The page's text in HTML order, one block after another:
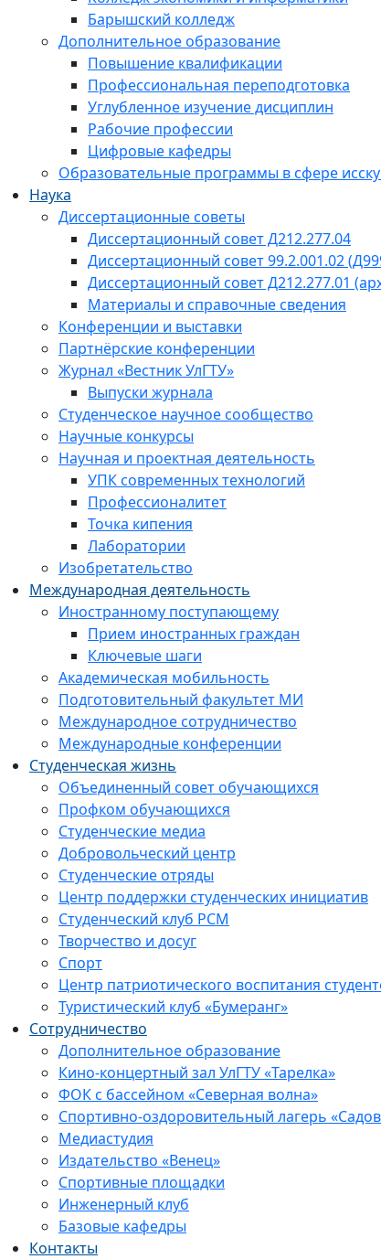
Барышский колледж
Дополнительное образование
Повышение квалификации
Профессиональная переподготовка
Углубленное изучение дисциплин
Рабочие профессии
Цифровые кафедры
Образовательные программы в сфере
Наука
Диссертационные советы
Диссертационный совет Д212.277.04
Диссертационный совет 99.2.001.02
Диссертационный совет Д212.277.01
Материалы и справочные сведения
Конференции и выставки
Партнёрские конференции
Журнал «Вестник УлГТУ»
Выпуски журнала
Студенческое научное сообщество
Научные конкурсы
Научная и проектная деятельность
УПК современных технологий
Профессионалитет
Точка кипения
Лаборатории
Изобретательство
Международная деятельность
Иностранному поступающему
Прием иностранных граждан
Ключевые шаги
Академическая мобильность
Подготовительный факультет МИ
Международное сотрудничество
Международные конференции
Студенческая жизнь
Объединенный совет обучающихся
Профком обучающихся
Студенческие медиа
Добровольческий центр
Студенческие отряды
Центр поддержки студенческих инициатив
Студенческий клуб РСМ
Творчество и досуг
Спорт
Центр патриотического воспитания
Туристический клуб «Бумеранг»
Сотрудничество
Дополнительное образование
Кино-концертный зал УлГТУ «Тарелка»
ФОК с бассейном «Северная волна»
Спортивно-оздоровительный лагерь
Медиастудия
Издательство «Венец»
Спортивные площадки
Инженерный клуб
Базовые кафедры
Контакты